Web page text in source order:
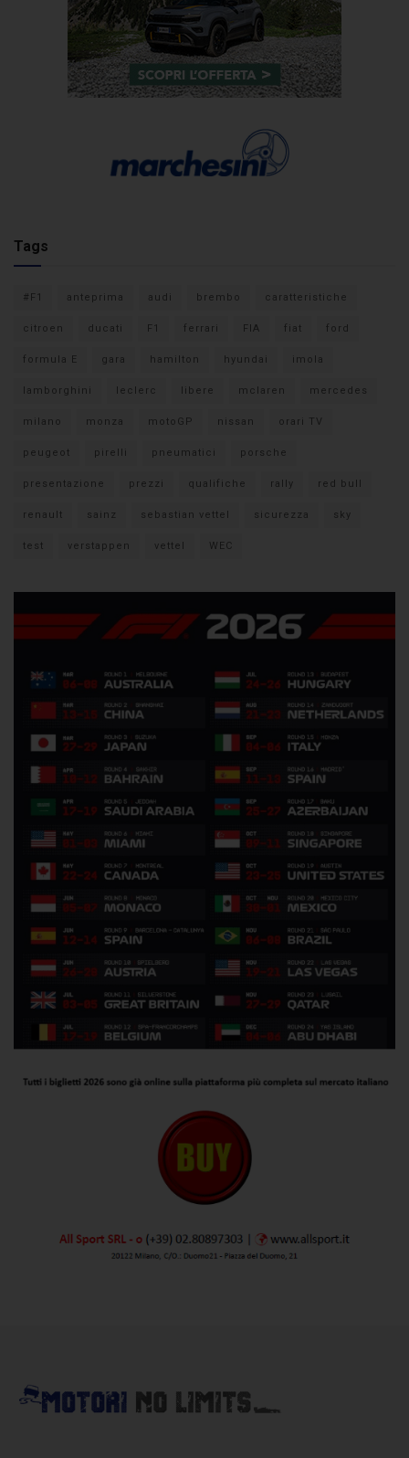
Tags
#F1 anteprima audi brembo caratteristiche
citroen ducati F1 ferrari FIA fiat ford
formula E gara hamilton hyundai imola
lamborghini leclerc libere mclaren mercedes
milano monza motoGP nissan orari TV
peugeot pirelli pneumatici porsche
presentazione prezzi qualifiche rally red bull
renault sainz sebastian vettel sicurezza sky
test verstappen vettel WEC